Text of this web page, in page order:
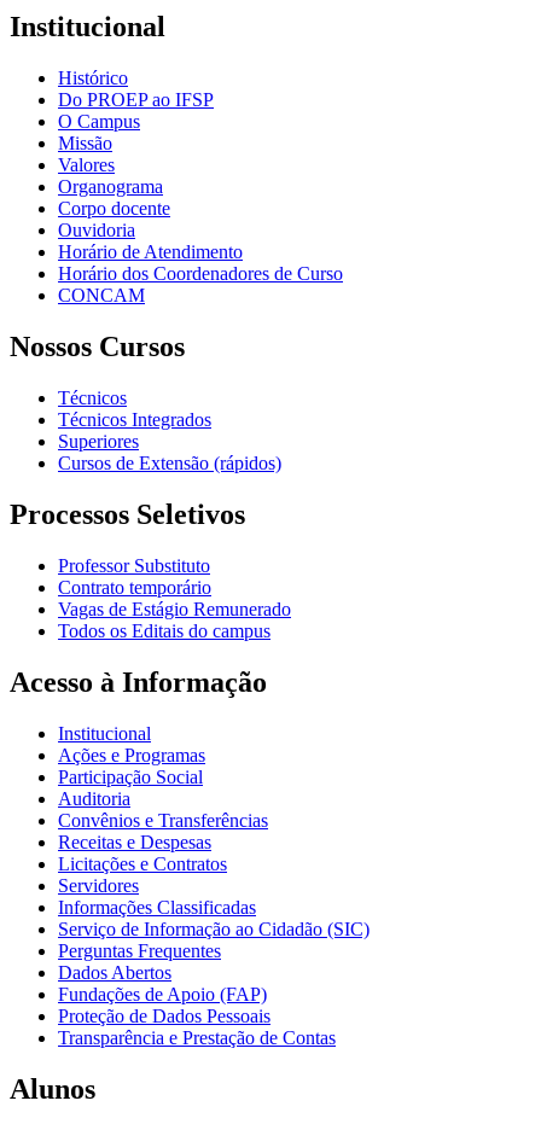
Institucional
Histórico
Do PROEP ao IFSP
O Campus
Missão
Valores
Organograma
Corpo docente
Ouvidoria
Horário de Atendimento
Horário dos Coordenadores de Curso
CONCAM
Nossos Cursos
Técnicos
Técnicos Integrados
Superiores
Cursos de Extensão (rápidos)
Processos Seletivos
Professor Substituto
Contrato temporário
Vagas de Estágio Remunerado
Todos os Editais do campus
Acesso à Informação
Institucional
Ações e Programas
Participação Social
Auditoria
Convênios e Transferências
Receitas e Despesas
Licitações e Contratos
Servidores
Informações Classificadas
Serviço de Informação ao Cidadão (SIC)
Perguntas Frequentes
Dados Abertos
Fundações de Apoio (FAP)
Proteção de Dados Pessoais
Transparência e Prestação de Contas
Alunos